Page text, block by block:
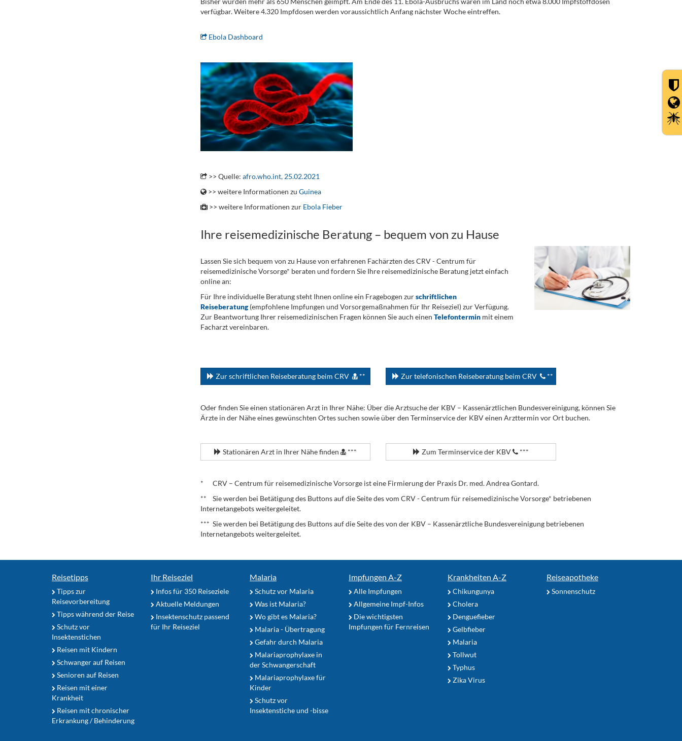
verfügbar. Weitere 4.320 Impfdosen werden voraussichtlich Anfang nächster Woche eintreffen.
Ebola Dashboard
>> Quelle: afro.who.int, 25.02.2021
>> weitere Informationen zu Guinea
>> weitere Informationen zur Ebola Fieber
Ihre reisemedizinische Beratung – bequem von zu Hause
Lassen Sie sich bequem von zu Hause von erfahrenen Fachärzten des CRV - Centrum für
reisemedizinische Vorsorge* beraten und fordern Sie Ihre reisemedizinische Beratung jetzt einfach
online an:
Für Ihre individuelle Beratung steht Ihnen online ein Fragebogen zurschriftlichen
Reiseberatung(empfohlene Impfungen und Vorsorgemaßnahmen für Ihr Reiseziel) zur Verfügung.
Zur Beantwortung Ihrer reisemedizinischen Fragen können Sie auch einen Telefonterminmit einem
Facharzt vereinbaren.
Zur schriftlichen Reiseberatung beim CRV ** Zur telefonischen Reiseberatung beim CRV **
Oder finden Sie einen stationären Arzt in Ihrer Nähe: Über die Arztsuche der KBV – Kassenärztlichen Bundesvereinigung, können Sie
Ärzte in der Nähe eines gewünschten Ortes suchen sowie über den Terminservice der KBV einen Arzttermin vor Ort buchen.
Stationären Arzt in Ihrer Nähe finden *** Zum Terminservice der KBV ***
* CRV – Centrum für reisemedizinische Vorsorge ist eine Firmierung der Praxis Dr. med. Andrea Gontard.
** Sie werden bei Betätigung des Buttons auf die Seite des vom CRV - Centrum für reisemedizinische Vorsorge* betriebenen
Internetangebots weitergeleitet.
*** Sie werden bei Betätigung des Buttons auf die Seite des von der KBV – Kassenärztliche Bundesvereinigung betriebenen
Internetangebots weitergeleitet.
Reisetipps
Tipps zur
Reisevorbereitung
Tipps während der Reise
Schutz vor
Insektenstichen
Reisen mit Kindern
Schwanger auf Reisen
Senioren auf Reisen
Reisen mit einer
Krankheit
Reisen mit chronischer
Erkrankung / Behinderung
Ihr Reiseziel
Infos für 350 Reiseziele
Aktuelle Meldungen
Insektenschutz passend
für Ihr Reiseziel
Malaria
Schutz vor Malaria
Was ist Malaria?
Wo gibt es Malaria?
Malaria - Übertragung
Gefahr durch Malaria
Malariaprophylaxe in
der Schwangerschaft
Malariaprophylaxe für
Kinder
Schutz vor
Insektenstiche und -bisse
Impfungen A-Z
Alle Impfungen
Allgemeine Impf-Infos
Die wichtigsten
Impfungen für Fernreisen
Krankheiten A-Z
Chikungunya
Cholera
Denguefieber
Gelbfieber
Malaria
Tollwut
Typhus
Zika Virus
Reiseapotheke
Sonnenschutz